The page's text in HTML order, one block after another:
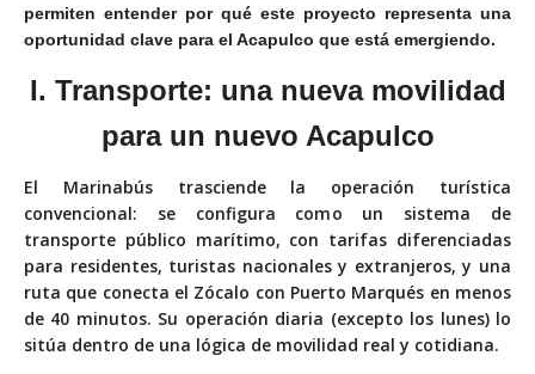
permiten entender por qué este proyecto representa una
oportunidad clave para el Acapulco que está emergiendo.
I. Transporte: una nueva movilidad
para un nuevo Acapulco
El Marinabús trasciende la operación turística
convencional: se configura como un sistema de
transporte público marítimo, con tarifas diferenciadas
para residentes, turistas nacionales y extranjeros, y una
ruta que conecta el Zócalo con Puerto Marqués en menos
de 40 minutos. Su operación diaria (excepto los lunes) lo
sitúa dentro de una lógica de movilidad real y cotidiana.